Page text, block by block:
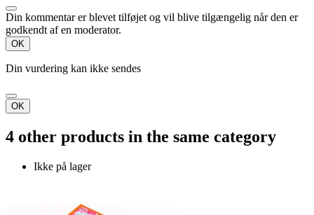
Din kommentar er blevet tilføjet og vil blive tilgængelig når den er
godkendt af en moderator.
OK
Din vurdering kan ikke sendes
OK
4 other products in the same category
Ikke på lager